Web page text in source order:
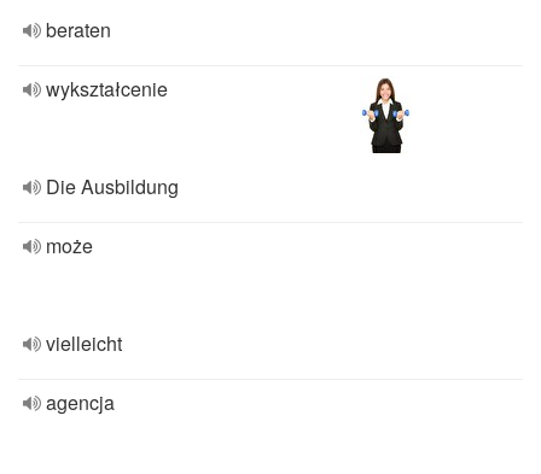
beraten
wykształcenie
Die Ausbildung
może
vielleicht
agencja